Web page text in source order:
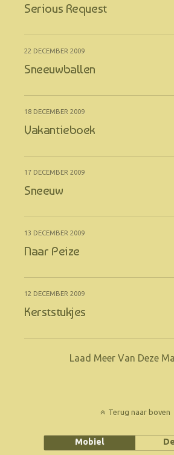
Serious Request
22 DECEMBER 2009
Sneeuwballen
18 DECEMBER 2009
Vakantieboek
17 DECEMBER 2009
Sneeuw
13 DECEMBER 2009
Naar Peize
12 DECEMBER 2009
Kerststukjes
Laad Meer Van Deze
Terug naar boven
Mobiel